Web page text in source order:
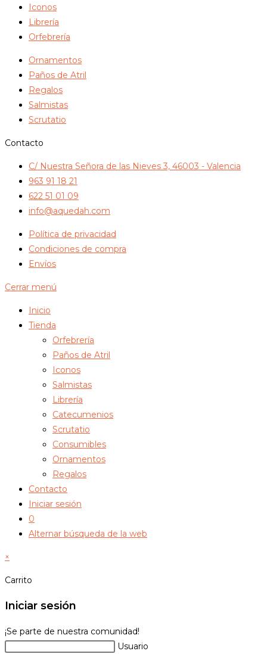
Iconos
Librería
Orfebrería
Ornamentos
Paños de Atril
Regalos
Salmistas
Scrutatio
Contacto
C/ Nuestra Señora de las Nieves 3, 46003 - Valencia
963 91 18 21
622 51 01 09
info@aquedah.com
Política de privacidad
Condiciones de compra
Envíos
Cerrar menú
Inicio
Tienda
Orfebrería
Paños de Atril
Iconos
Salmistas
Librería
Catecumenios
Scrutatio
Consumibles
Ornamentos
Regalos
Contacto
Iniciar sesión
0
Alternar búsqueda de la web
×
Carrito
Iniciar sesión
¡Se parte de nuestra comunidad!
Usuario